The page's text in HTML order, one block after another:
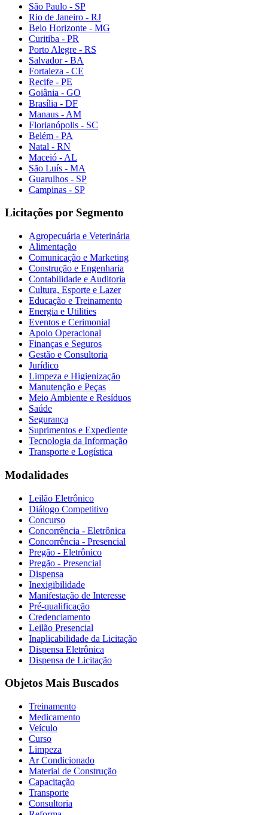
São Paulo - SP
Rio de Janeiro - RJ
Belo Horizonte - MG
Curitiba - PR
Porto Alegre - RS
Salvador - BA
Fortaleza - CE
Recife - PE
Goiânia - GO
Brasília - DF
Manaus - AM
Florianópolis - SC
Belém - PA
Natal - RN
Maceió - AL
São Luís - MA
Guarulhos - SP
Campinas - SP
Licitações por Segmento
Agropecuária e Veterinária
Alimentação
Comunicação e Marketing
Construção e Engenharia
Contabilidade e Auditoria
Cultura, Esporte e Lazer
Educação e Treinamento
Energia e Utilities
Eventos e Cerimonial
Apoio Operacional
Finanças e Seguros
Gestão e Consultoria
Jurídico
Limpeza e Higienização
Manutenção e Peças
Meio Ambiente e Resíduos
Saúde
Segurança
Suprimentos e Expediente
Tecnologia da Informação
Transporte e Logística
Modalidades
Leilão Eletrônico
Diálogo Competitivo
Concurso
Concorrência - Eletrônica
Concorrência - Presencial
Pregão - Eletrônico
Pregão - Presencial
Dispensa
Inexigibilidade
Manifestação de Interesse
Pré-qualificação
Credenciamento
Leilão Presencial
Inaplicabilidade da Licitação
Dispensa Eletrônica
Dispensa de Licitação
Objetos Mais Buscados
Treinamento
Medicamento
Veículo
Curso
Limpeza
Ar Condicionado
Material de Construção
Capacitação
Transporte
Consultoria